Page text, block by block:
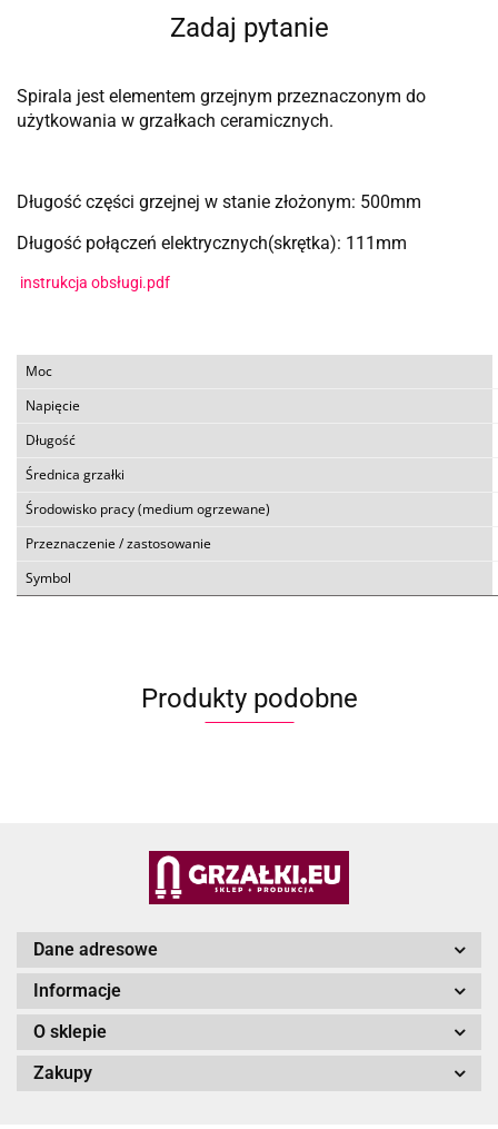
Zadaj pytanie
Spirala jest elementem grzejnym przeznaczonym do
użytkowania w grzałkach ceramicznych.
Długość części grzejnej w stanie złożonym: 500mm
Długość połączeń elektrycznych(skrętka): 111mm
instrukcja obsługi.pdf
Moc
Napięcie
Długość
Średnica grzałki
Środowisko pracy (medium ogrzewane)
Przeznaczenie / zastosowanie
Symbol
Produkty podobne
Dane adresowe
Informacje
O sklepie
Zakupy